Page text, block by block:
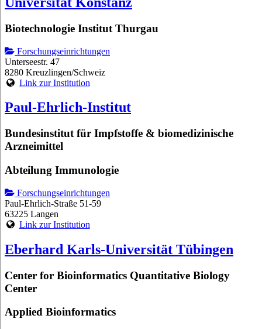
Biotechnologie Institut Thurgau
Forschungseinrichtungen
Unterseestr. 47
8280 Kreuzlingen/Schweiz
Link zur Institution
Paul-Ehrlich-Institut
Bundesinstitut für Impfstoffe & biomedizinische
Arzneimittel
Abteilung Immunologie
Forschungseinrichtungen
Paul-Ehrlich-Straße 51-59
63225 Langen
Link zur Institution
Eberhard Karls-Universität Tübingen
Center for Bioinformatics Quantitative Biology
Center
Applied Bioinformatics